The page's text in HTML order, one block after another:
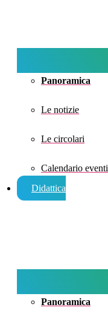
Panoramica
Le notizie
Le circolari
Calendario eventi
Didattica
Panoramica